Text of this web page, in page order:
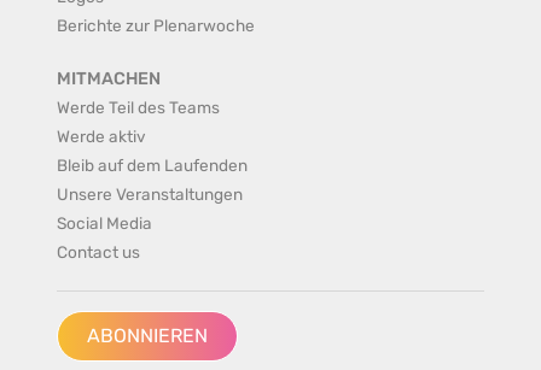
Berichte zur Plenarwoche
MITMACHEN
Werde Teil des Teams
Werde aktiv
Bleib auf dem Laufenden
Unsere Veranstaltungen
Social Media
Contact us
ABONNIEREN